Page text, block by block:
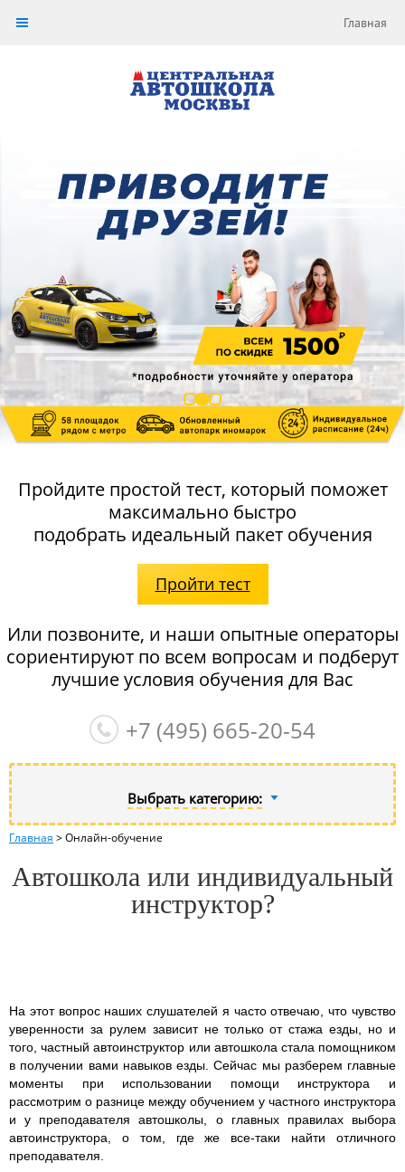
Главная
Пройдите простой тест, который поможет
максимально быстро
подобрать идеальный пакет обучения
Пройти тест
Или позвоните, и наши опытные операторы
сориентируют по всем вопросам и подберут
лучшие условия обучения для Вас
+7 (495) 665-20-54
Выбрать категорию:
Главная >Онлайн-обучение
Автошкола или индивидуальный
инструктор?
На этот вопрос наших слушателей я часто отвечаю, что чувство
уверенности за рулем зависит не только от стажа езды, но и
того, частный автоинструктор или автошкола стала помощником
в получении вами навыков езды. Сейчас мы разберем главные
моменты при использовании помощи инструктора и
рассмотрим о разнице между обучением у частного инструктора
и у преподавателя автошколы, о главных правилах выбора
автоинструктора, о том, где же все-таки найти отличного
преподавателя.